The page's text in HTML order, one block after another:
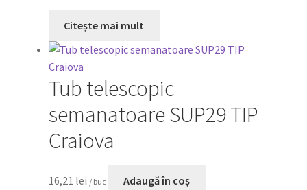
Citește mai mult
Tub telescopic
semanatoare SUP29 TIP
Craiova
16,21 lei / buc Adaugă în coș